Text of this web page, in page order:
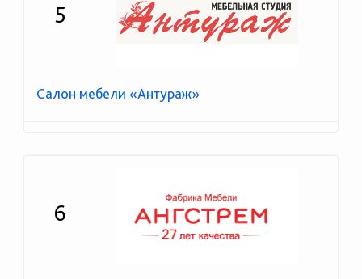
5
Салон мебели «Антураж»
6